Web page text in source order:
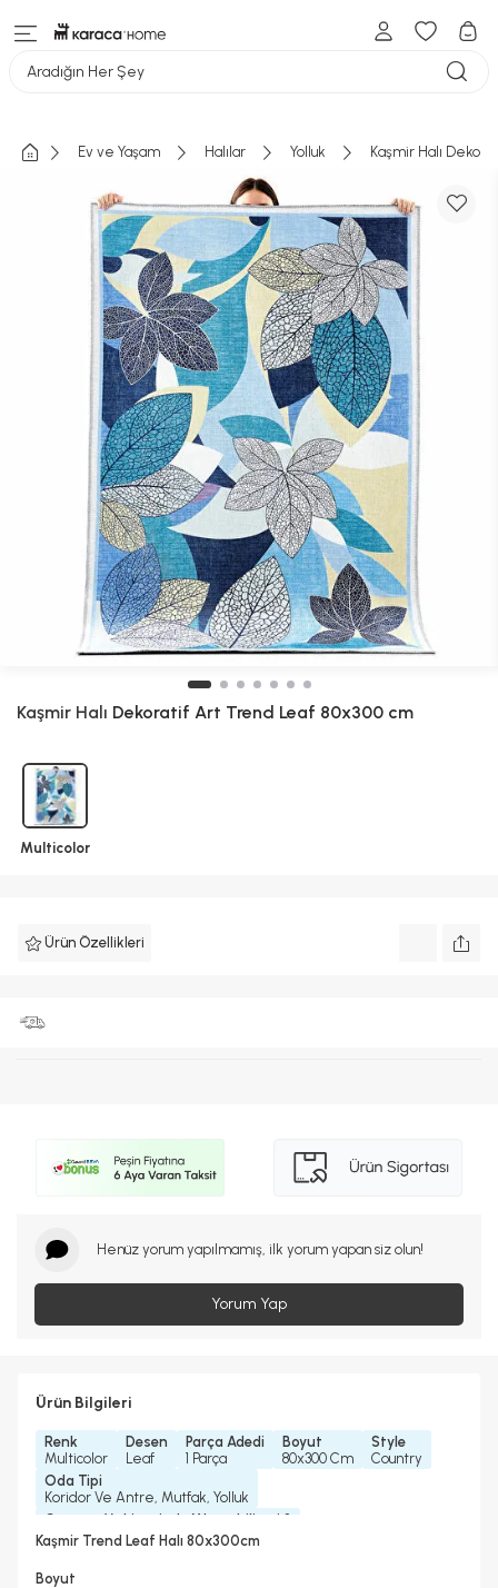
Aradığın Her Şey
Ev ve Yaşam Halılar Yolluk Kaşmir Halı
Kaşmir Halı Dekoratif Art Trend Leaf 80x300 cm
Multicolor
Ürün Özellikleri
Henüz yorum yapılmamış, ilk yorum yapan siz olun!
Yorum Yap
Ürün Bilgileri
Renk
Multicolor
Desen
Leaf
Parça Adedi
1 Parça
Boyut
80x300 Cm
Style
Country
Oda Tipi
Koridor Ve Antre, Mutfak, Yolluk
Çamaşır Makinesinde Yıkanabilir mi ?
Evet
Evet
Kaşmir Trend Leaf Halı 80x300cm
Boyut